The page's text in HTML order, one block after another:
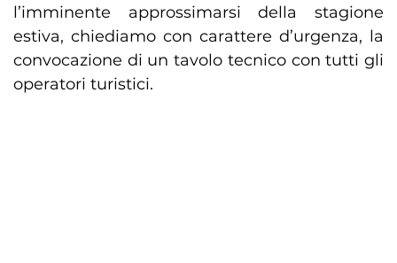
l’imminente approssimarsi della stagione
estiva, chiediamo con carattere d’urgenza, la
convocazione di un tavolo tecnico con tutti gli
operatori turistici.